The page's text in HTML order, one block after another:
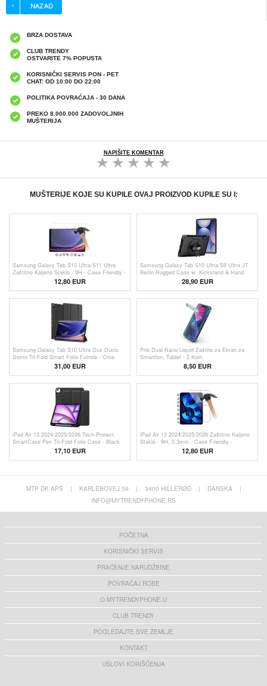
BRZA DOSTAVA
CLUB TRENDY
OSTVARITE 7% POPUSTA
KORISNIČKI SERVIS PON - PET
CHAT: OD 10:00 DO 22:00
POLITIKA POVRAĆAJA - 30 DANA
PREKO 8.000.000 ZADOVOLJNIH
MUŠTERIJA
NAPIŠITE KOMENTAR
MUŠTERIJE KOJE SU KUPILE OVAJ PROIZVOD KUPILE SU I:
Samsung Galaxy Tab S10 Ultra/S11 Ultra
Zaštitno Kaljeno Staklo - 9H - Case Friendly -
12,80 EUR
Samsung Galaxy Tab S10 Ultra/S9 Ultra JT
Berlin Rugged Case w. Kickstand & Hand
28,90 EUR
Samsung Galaxy Tab S10 Ultra Dux Ducis
Domo Tri-Fold Smart Folio Futrola - Crna
31,00 EUR
Prio Dual Nano Liquid Zaštita za Ekran za
Smartfon, Tablet - 2 Kom.
8,50 EUR
iPad Air 13 2024/2025/2026 Tech-Protect
SmartCase Pen Tri-Fold Folio Case - Black
17,10 EUR
iPad Air 13 2024/2025/2026 Zaštitno Kaljeno
Staklo - 9H, 0.3mm - Case Friendly -
12,80 EUR
MTP DK APS | KARLEBOVEJ 59 | 3400 HILLERØD | DANSKA
|
INFO@MYTRENDYPHONE.RS
POČETNA
KORISNIČKI SERVIS
PRAĆENJE NARUDŽBINE
POVRAĆAJ ROBE
O MYTRENDYPHONE-U
CLUB TRENDY
POGLEDAJTE SVE ZEMLJE
KONTAKT
USLOVI KORIŠĆENJA